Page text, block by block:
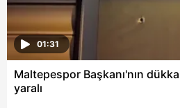
01:31
Maltepespor Başkanı'nın
yaralı